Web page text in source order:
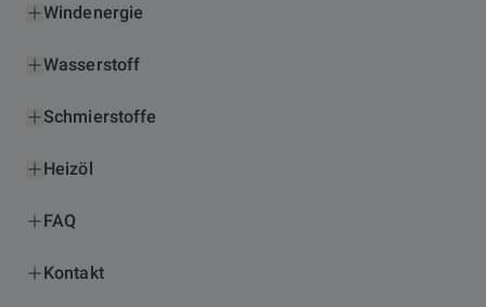
Windenergie
Wasserstoff
Schmierstoffe
Heizöl
FAQ
Kontakt